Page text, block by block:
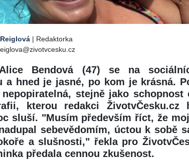
| Redaktorka
Bendová (47) se na
a hned je jasné, po kom je krásná.
stejně jako schopnost
kterou redakci ŽivotvČesku.cz
sluší. "Musím především říct, že
sebevědomím, úctou k sobě
a slušnosti," řekla pro
předala cennou zkušenost.